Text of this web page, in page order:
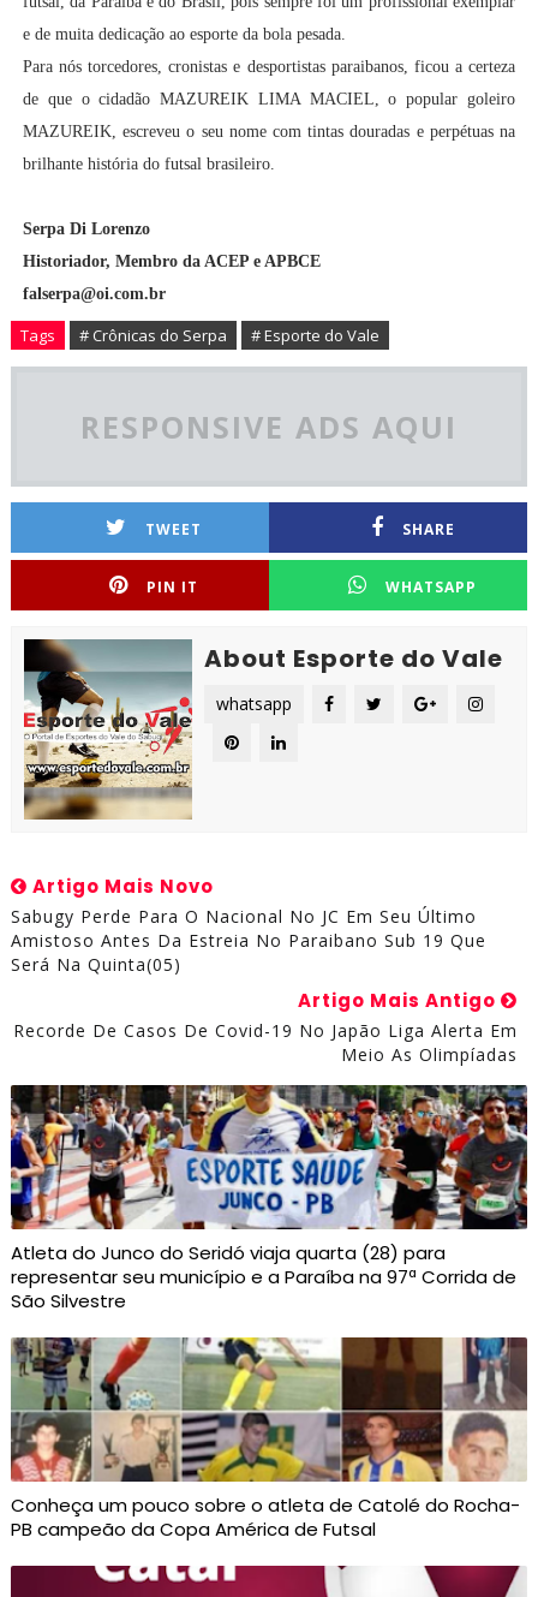
e de muita dedicação ao esporte da bola pesada.
Para nós torcedores, cronistas e desportistas paraibanos, ficou a certeza
de que o cidadão MAZUREIK LIMA MACIEL, o popular goleiro
MAZUREIK, escreveu o seu nome com tintas douradas e perpétuas na
brilhante história do futsal brasileiro.
Serpa Di Lorenzo
Historiador, Membro da ACEP e APBCE
falserpa@oi.com.br
Tags # Crônicas do Serpa # Esporte do Vale
RESPONSIVE ADS AQUI
TWEET SHARE
PIN IT WHATSAPP
About Esporte do Vale
whatsapp
Artigo Mais Novo
Sabugy Perde Para O Nacional No JC Em Seu Último
Amistoso Antes Da Estreia No Paraibano Sub 19 Que
Será Na Quinta(05)
Artigo Mais Antigo
Recorde De Casos De Covid-19 No Japão Liga Alerta Em
Meio As Olimpíadas
Atleta do Junco do Seridó viaja quarta (28) para
representar seu município e a Paraíba na 97ª Corrida de
São Silvestre
Conheça um pouco sobre o atleta de Catolé do Rocha-
PB campeão da Copa América de Futsal